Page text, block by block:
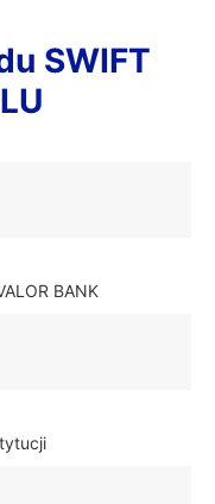
SWIFT
BANK